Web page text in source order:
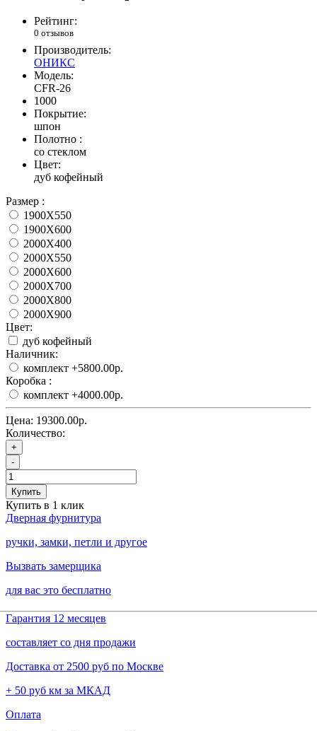
Рейтинг:
0 отзывов
Производитель:
ОНИКС
Модель:
CFR-26
1000
Покрытие:
шпон
Полотно :
со стеклом
Цвет:
дуб кофейный
Размер :
1900X550
1900X600
2000X400
2000X550
2000X600
2000X700
2000X800
2000X900
Цвет:
дуб кофейный
Наличник:
комплект +5800.00р.
Коробка :
комплект +4000.00р.
Цена: 19300.00р.
Количество:
+
-
Купить
Купить в 1 клик
Дверная фурнитура
ручки, замки, петли и другое
Вызвать замерщика
для вас это бесплатно
Гарантия 12 месяцев
составляет со дня продажи
Доставка от 2500 руб по Москве
+ 50 руб км за МКАД
Оплата